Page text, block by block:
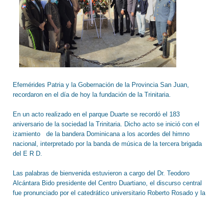
Efemérides Patria y la Gobernación de la Provincia San Juan,
recordaron en el día de hoy la fundación de la Trinitaria.
En un acto realizado en el parque Duarte se recordó el 183
aniversario de la sociedad la Trinitaria. Dicho acto se inició con el
izamiento de la bandera Dominicana a los acordes del himno
nacional, interpretado por la banda de música de la tercera brigada
del E R D.
Las palabras de bienvenida estuvieron a cargo del Dr. Teodoro
Alcántara Bido presidente del Centro Duartiano, el discurso central
fue pronunciado por el catedrático universitario Roberto Rosado y la